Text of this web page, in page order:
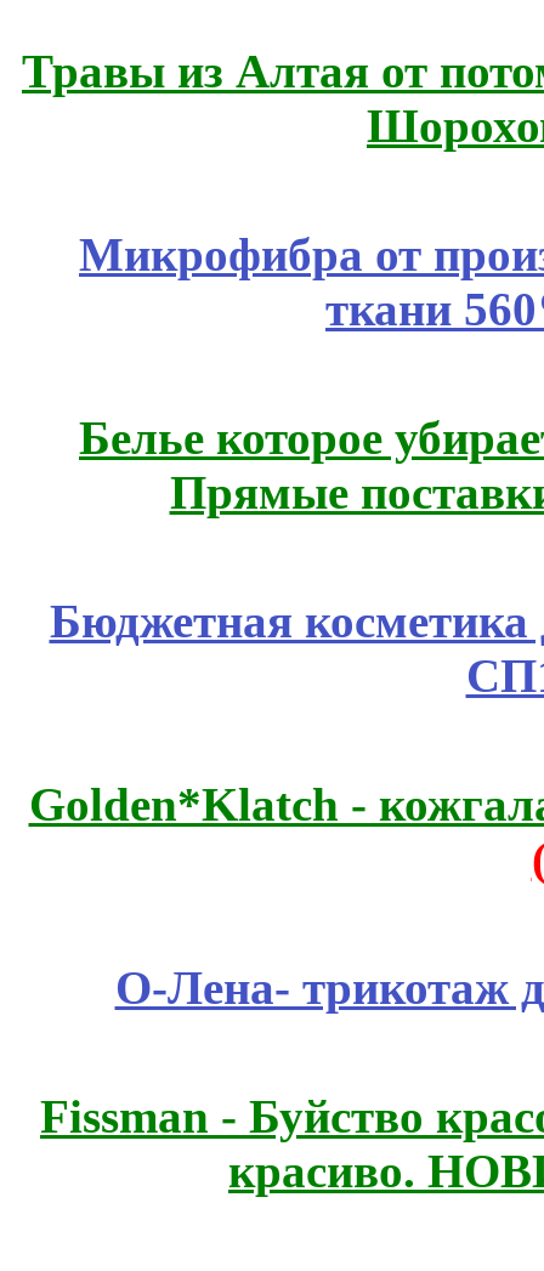
Травы из Алтая от
Микрофибра от
ткани
Белье которое
Прямые
Бюджетная косметика
Golden*Klatch -
О-Лена- трикотаж
Fissmаn - Буйство
красиво.